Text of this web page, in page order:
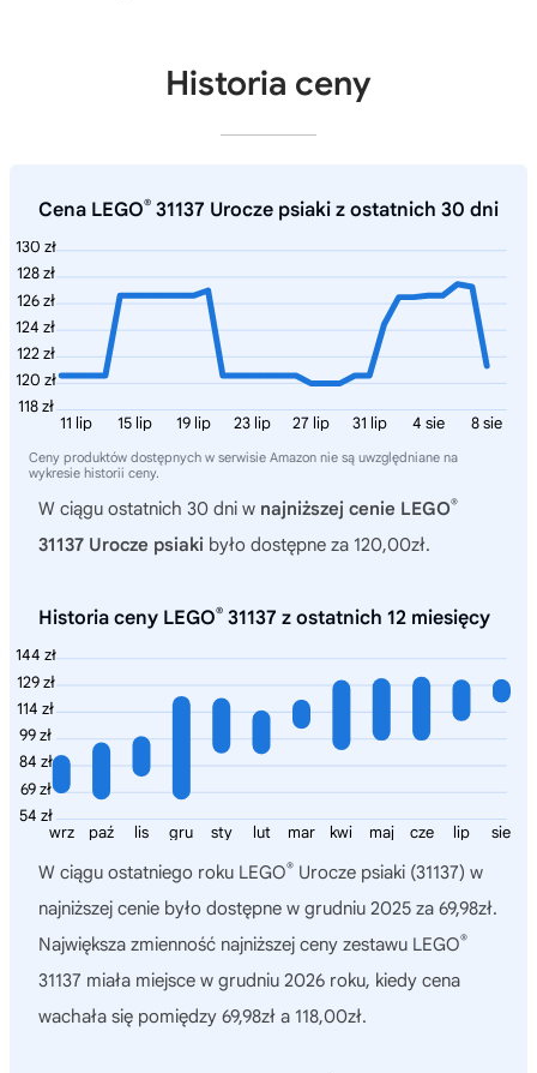
Historia ceny
Cena LEGO® 31137 Urocze psiaki z ostatnich 30 dni
130 zł
128 zł
126 zł
124 zł
122 zł
120 zł
118 zł
8 sie
4 sie
31 lip
27 lip
23 lip
19 lip
15 lip
11 lip
Ceny produktów dostępnych w serwisie Amazon nie są uwzględniane na
wykresie historii ceny.
W ciągu ostatnich 30 dni w najniższej cenie LEGO®
31137 Urocze psiaki było dostępne za 120,00zł.
Historia ceny LEGO® 31137 z ostatnich 12 miesięcy
144 zł
129 zł
114 zł
99 zł
84 zł
69 zł
54 zł
sie
lip
cze
maj
kwi
mar
lut
sty
gru
lis
paź
wrz
W ciągu ostatniego roku LEGO® Urocze psiaki (31137) w
najniższej cenie było dostępne w grudniu 2025 za 69,98zł.
Największa zmienność najniższej ceny zestawu LEGO®
31137 miała miejsce w grudniu 2026 roku, kiedy cena
wachała się pomiędzy 69,98zł a 118,00zł.